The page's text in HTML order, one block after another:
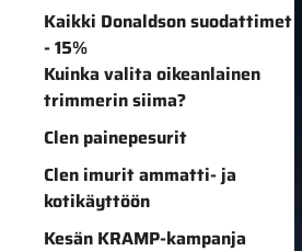
Kaikki Donaldson suodattimet
- 15%
Kuinka valita oikeanlainen
trimmerin siima?
Clen painepesurit
Clen imurit ammatti- ja
kotikäyttöön
Kesän KRAMP-kampanja